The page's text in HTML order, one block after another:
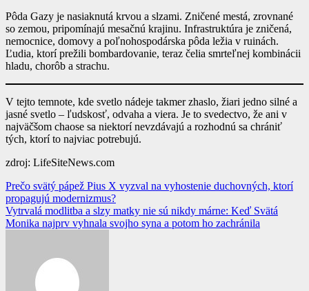
Pôda Gazy je nasiaknutá krvou a slzami. Zničené mestá, zrovnané
so zemou, pripomínajú mesačnú krajinu. Infrastruktúra je zničená,
nemocnice, domovy a poľnohospodárska pôda ležia v ruinách.
Ľudia, ktorí prežili bombardovanie, teraz čelia smrteľnej kombinácii
hladu, chorôb a strachu.
V tejto temnote, kde svetlo nádeje takmer zhaslo, žiari jedno silné a
jasné svetlo – ľudskosť, odvaha a viera. Je to svedectvo, že ani v
najväčšom chaose sa niektorí nevzdávajú a rozhodnú sa chrániť
tých, ktorí to najviac potrebujú.
zdroj: LifeSiteNews.com
Navigácia
v
článku
Prečo svätý pápež Pius X vyzval na vyhostenie duchovných, ktorí
propagujú modernizmus?
Vytrvalá modlitba a slzy matky nie sú nikdy márne: Keď Svätá
Monika najprv vyhnala svojho syna a potom ho zachránila